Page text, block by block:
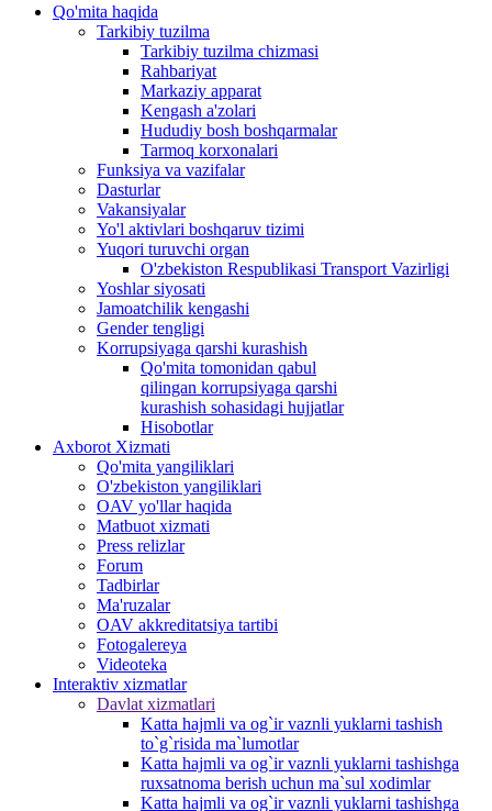
Qo'mita haqida
Tarkibiy tuzilma
Tarkibiy tuzilma chizmasi
Rahbariyat
Markaziy apparat
Kengash a'zolari
Hududiy bosh boshqarmalar
Tarmoq korxonalari
Funksiya va vazifalar
Dasturlar
Vakansiyalar
Yo'l aktivlari boshqaruv tizimi
Yuqori turuvchi organ
O'zbekiston Respublikasi Transport Vazirligi
Yoshlar siyosati
Jamoatchilik kengashi
Gender tengligi
Korrupsiyaga qarshi kurashish
Qo'mita tomonidan qabul
qilingan korrupsiyaga qarshi
kurashish sohasidagi hujjatlar
Hisobotlar
Аxborot Xizmati
Qo'mita yangiliklari
O'zbekiston yangiliklari
OAV yo'llar haqida
Matbuot xizmati
Press relizlar
Forum
Tadbirlar
Ma'ruzalar
OAV akkreditatsiya tartibi
Fotogalereya
Videoteka
Interaktiv xizmatlar
Davlat xizmatlari
Katta hajmli va og`ir vaznli yuklarni tashish
to`g`risida ma`lumotlar
Katta hajmli va og`ir vaznli yuklarni tashishga
ruxsatnoma berish uchun ma`sul xodimlar
Katta hajmli va og`ir vaznli yuklarni tashishga